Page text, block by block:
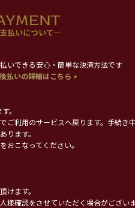
いできる安心・簡単な決済方法です
後払いの詳細はこちら >
。
ご利用のサービスへ戻ります。手続き
ります。
おこなってください。
けます。
確認をさせていただく場合がございま